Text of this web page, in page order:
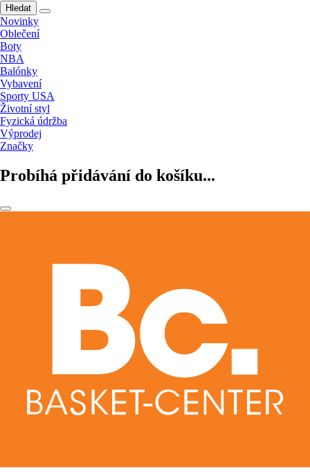
Hledat
Novinky
Oblečení
Boty
NBA
Balónky
Vybavení
Sporty USA
Životní styl
Fyzická údržba
Výprodej
Značky
Probíhá přidávání do košíku...